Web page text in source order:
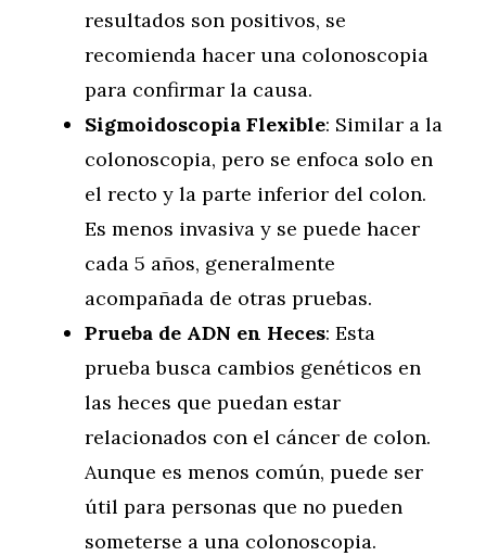
resultados son positivos, se
recomienda hacer una colonoscopia
para confirmar la causa.
Sigmoidoscopia Flexible: Similar a la
colonoscopia, pero se enfoca solo en
el recto y la parte inferior del colon.
Es menos invasiva y se puede hacer
cada 5 años, generalmente
acompañada de otras pruebas.
Prueba de ADN en Heces: Esta
prueba busca cambios genéticos en
las heces que puedan estar
relacionados con el cáncer de colon.
Aunque es menos común, puede ser
útil para personas que no pueden
someterse a una colonoscopia.